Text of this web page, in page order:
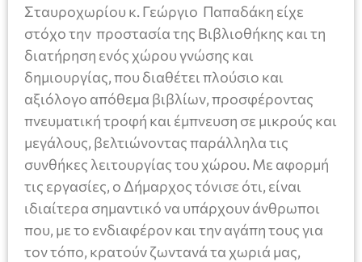
Σταυροχωρίου κ. Γεώργιο Παπαδάκη είχε
στόχο την προστασία της Βιβλιοθήκης και τη
διατήρηση ενός χώρου γνώσης και
δημιουργίας, που διαθέτει πλούσιο και
αξιόλογο απόθεμα βιβλίων, προσφέροντας
πνευματική τροφή και έμπνευση σε μικρούς και
μεγάλους, βελτιώνοντας παράλληλα τις
συνθήκες λειτουργίας του χώρου. Με αφορμή
τις εργασίες, ο Δήμαρχος τόνισε ότι, είναι
ιδιαίτερα σημαντικό να υπάρχουν άνθρωποι
που, με το ενδιαφέρον και την αγάπη τους για
τον τόπο, κρατούν ζωντανά τα χωριά μας,